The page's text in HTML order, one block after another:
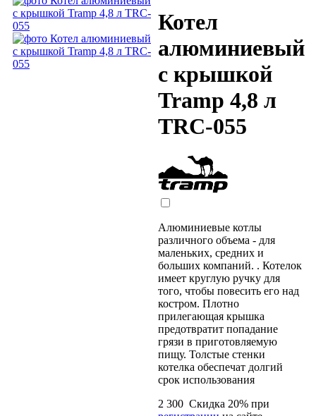
Котел
алюминиевый
с крышкой
Tramp 4,8 л
TRC-055
Алюминиевые котлы
различного объема - для
маленьких, средних и
больших компаний. . Котелок
имеет круглую ручку для
того, чтобы повесить его над
костром. Плотно
прилегающая крышка
предотвратит попадание
грязи в приготовляемую
пищу. Толстые стенки
котелка обеспечат долгий
срок использования
2 300 Скидка 20% при